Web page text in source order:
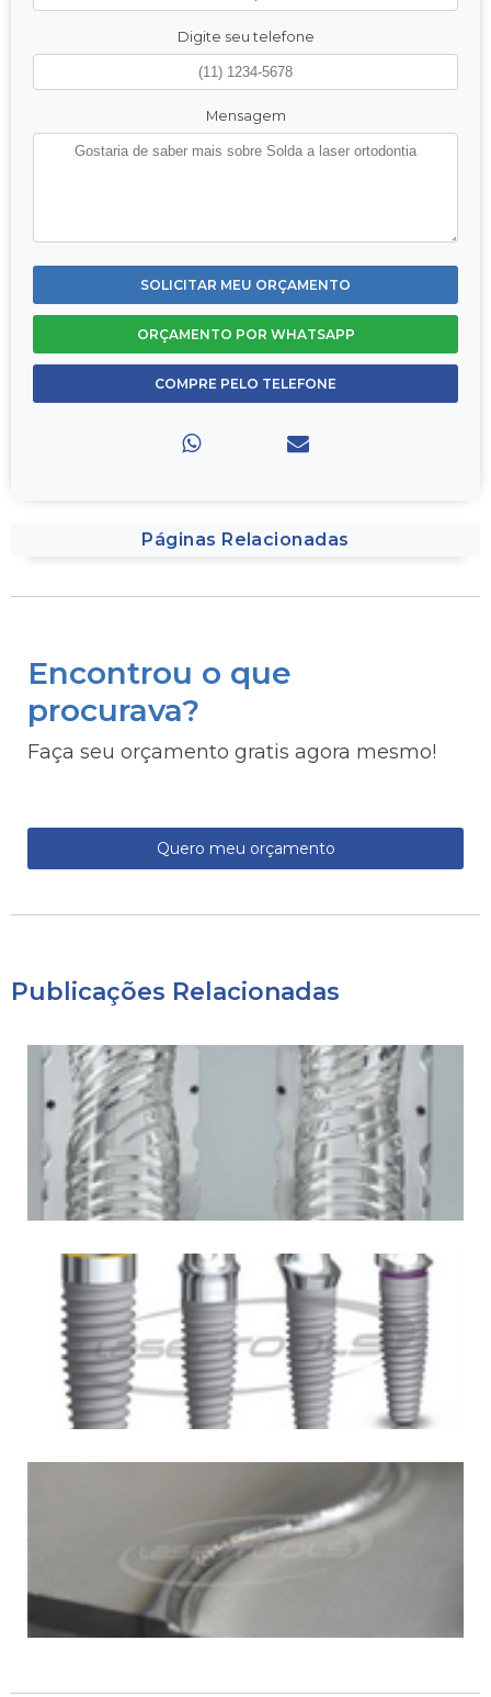
Digite seu telefone
Mensagem
SOLICITAR MEU ORÇAMENTO
ORÇAMENTO POR WHATSAPP
COMPRE PELO TELEFONE
Páginas Relacionadas
Encontrou o que
procurava?
Faça seu orçamento gratis agora mesmo!
Quero meu orçamento
Publicações Relacionadas